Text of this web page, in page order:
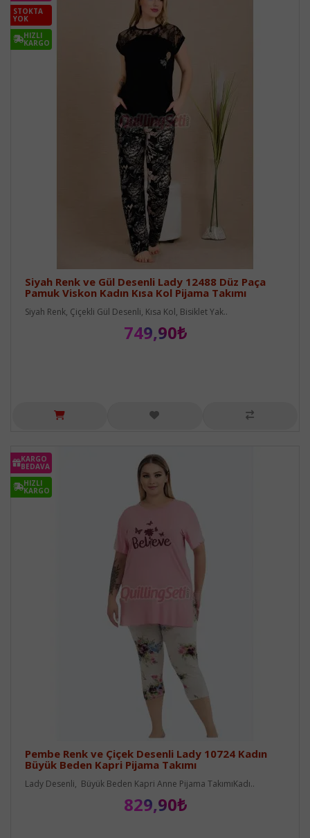
STOKTA
YOK
HIZLI
KARGO
Siyah Renk ve Gül Desenli Lady 12488 Düz Paça
Pamuk Viskon Kadın Kısa Kol Pijama Takımı
Siyah Renk, Çiçekli Gül Desenli, Kısa Kol, Bisiklet Yak..
749,90₺
KARGO
BEDAVA
HIZLI
KARGO
Pembe Renk ve Çiçek Desenli Lady 10724 Kadın
Büyük Beden Kapri Pijama Takımı
Lady Desenli, Büyük Beden Kapri Anne Pijama TakımıKadı..
829,90₺